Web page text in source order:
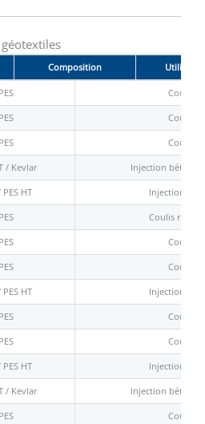
Composition
PES Coulis
PES Coulis
PES Coulis
/ Kevlar Injection béton
PES HT Injection
PES Coulis
PES Coulis
PES Coulis
PES HT Injection
PES Coulis
PES Coulis
PES HT Injection
/ Kevlar Injection béton
PES Coulis